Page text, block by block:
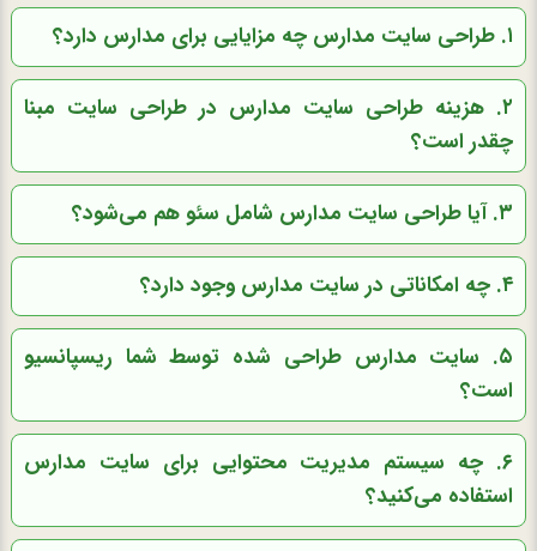
۱. طراحی سایت مدارس چه مزایایی برای مدارس دارد؟
۲. هزینه طراحی سایت مدارس در طراحی سایت مبنا
چقدر است؟
۳. آیا طراحی سایت مدارس شامل سئو هم می‌شود؟
۴. چه امکاناتی در سایت مدارس وجود دارد؟
۵. سایت مدارس طراحی شده توسط شما ریسپانسیو
است؟
۶. چه سیستم مدیریت محتوایی برای سایت مدارس
استفاده می‌کنید؟